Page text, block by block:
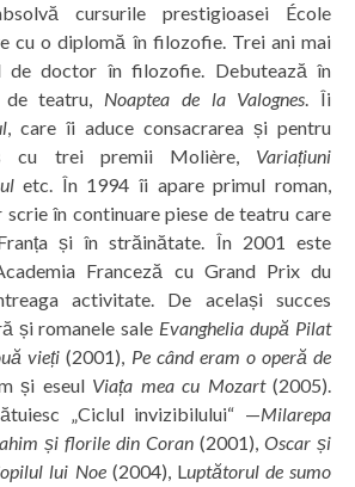
cursurile prestigioasei École
cu o diplomă în filozofie. Trei ani mai
de doctor în filozofie. Debutează în
teatru, Noaptea de la Valognes. Îi
, care îi aduce consacrarea și pentru
cu trei premii Molière,Variațiuni
etc. În 1994 îi apare primul roman,
scrie în continuare piese de teatru care
și în străinătate. În 2001 este
Franceză cu Grand Prix du
activitate. De același succes
și romanele sale Evanghelia după Pilat
vieți (2001), Pe când eram o operă de
și eseul Viața mea cu Mozart(2005).
„Ciclul invizibilului“ —Milarepa
și florile din Coran(2001), Oscar și
lui Noe(2004), Luptătorul de sumo